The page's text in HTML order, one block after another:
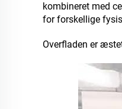
kombineret med
for forskellige
Overfladen er